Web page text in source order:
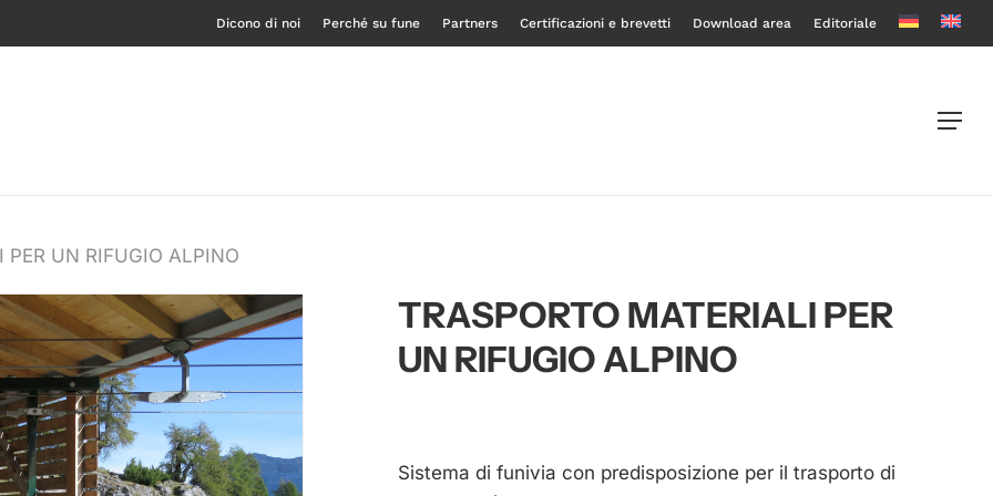
Dicono di noi Perché su fune Partners Certificazioni e brevetti Download area Editoriale
Menu
PER UN RIFUGIO ALPINO
TRASPORTO MATERIALI PER
UN RIFUGIO ALPINO
Sistema di funivia con predisposizione per il trasporto di